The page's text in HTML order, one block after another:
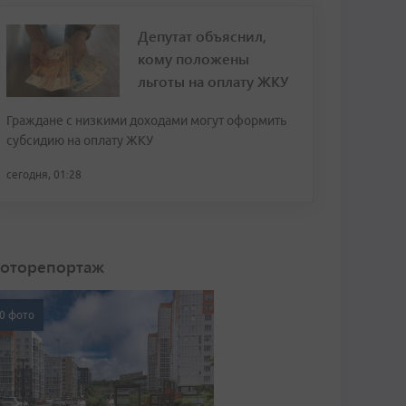
Депутат объяснил,
кому положены
льготы на оплату ЖКУ
Граждане с низкими доходами могут оформить
субсидию на оплату ЖКУ
сегодня, 01:28
фото